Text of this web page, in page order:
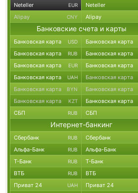
Neteller EUR Neteller
Alipay CNY Alipay
Банковские счета и карты
Банковская карта USD Банковская карта
Банковская карта RUB Банковская карта
Банковская карта EUR Банковская карта
Банковская карта UAH Банковская карта
Банковская карта BYN Банковская карта
Банковская карта KZT Банковская карта
СБП RUB СБП
Интернет-банкинг
Сбербанк RUB Сбербанк
Альфа-Банк RUB Альфа-Банк
Т-Банк RUB Т-Банк
ВТБ RUB ВТБ
Приват 24 UAH Приват 24